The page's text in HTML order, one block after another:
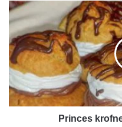
Princes
krofne
sa
nutela
kremom
Princes